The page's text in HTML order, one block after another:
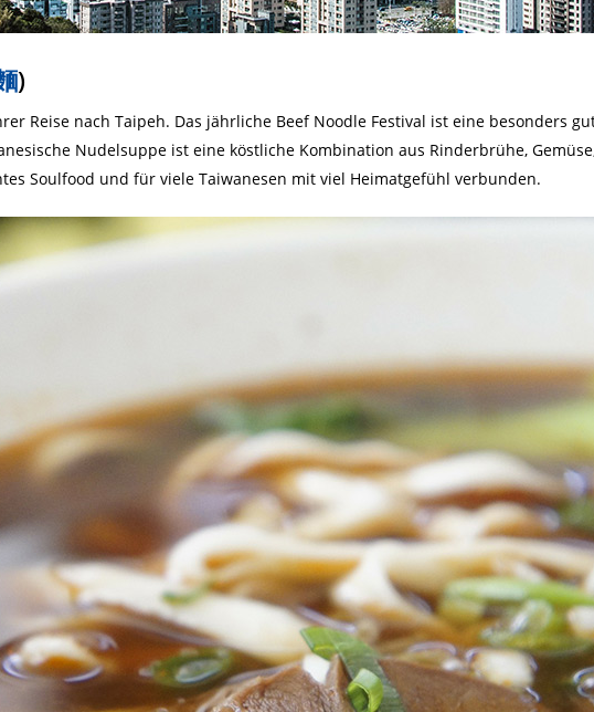
)
Reise nach Taipeh. Das jährliche Beef Noodle Festival ist eine besonders
Nudelsuppe ist eine köstliche Kombination aus Rinderbrühe,
Soulfood und für viele Taiwanesen mit viel Heimatgefühl verbunden.